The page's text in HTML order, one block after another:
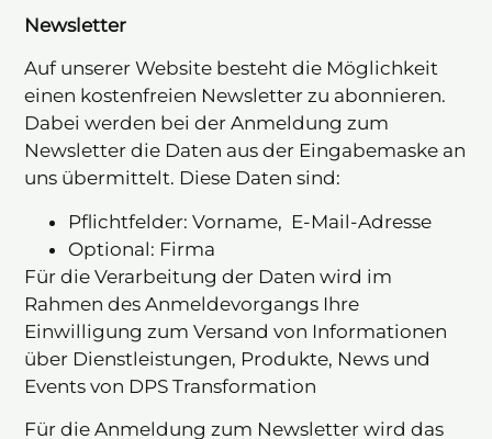
Newsletter
Auf unserer Website besteht die Möglichkeit
einen kostenfreien Newsletter zu abonnieren.
Dabei werden bei der Anmeldung zum
Newsletter die Daten aus der Eingabemaske an
uns übermittelt. Diese Daten sind:
Pflichtfelder: Vorname, E-Mail-Adresse
Optional: Firma
Für die Verarbeitung der Daten wird im
Rahmen des Anmeldevorgangs Ihre
Einwilligung zum Versand von Informationen
über Dienstleistungen, Produkte, News und
Events von DPS Transformation
Für die Anmeldung zum Newsletter wird das